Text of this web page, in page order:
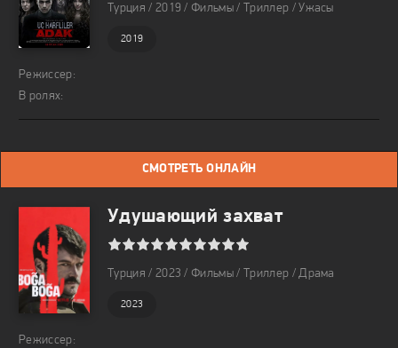
Турция / 2019 / Фильмы / Триллер / Ужасы
2019
Режиссер:
В ролях:
СМОТРЕТЬ ОНЛАЙН
Удушающий захват
2 3 4 5 7 8 9 10
Турция / 2023 / Фильмы / Триллер / Драма
2023
Режиссер: